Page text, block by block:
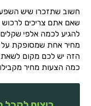
חשוב שתזכרו שיש
שאם אתם צריכים לרכוש
להגיע לכמה אלפי
מחיר אחת שמסופקת על
הזה יש לכם מקום לשאת
כמה הצעות מחיר